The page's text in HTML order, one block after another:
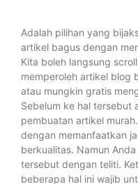
Adalah pilihan yang
artikel bagus dengan
Kita boleh langsung
memperoleh artikel blog
atau mungkin gratis
Sebelum ke hal tersebut
pembuatan artikel
dengan memanfaatkan
berkualitas. Namun
tersebut dengan teliti.
beberapa hal ini wajib